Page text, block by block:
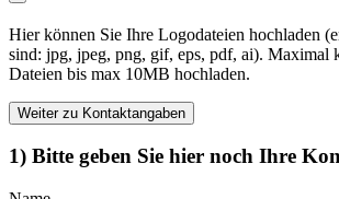
Hier können Sie Ihre Logodateien hochladen
sind: jpg, jpeg, png, gif, eps, pdf, ai). Maximal
Dateien bis max 10MB hochladen.
Weiter zu Kontaktangaben
1) Bitte geben Sie hier noch Ihre